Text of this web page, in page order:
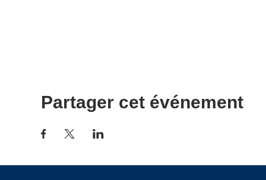
Partager cet événement